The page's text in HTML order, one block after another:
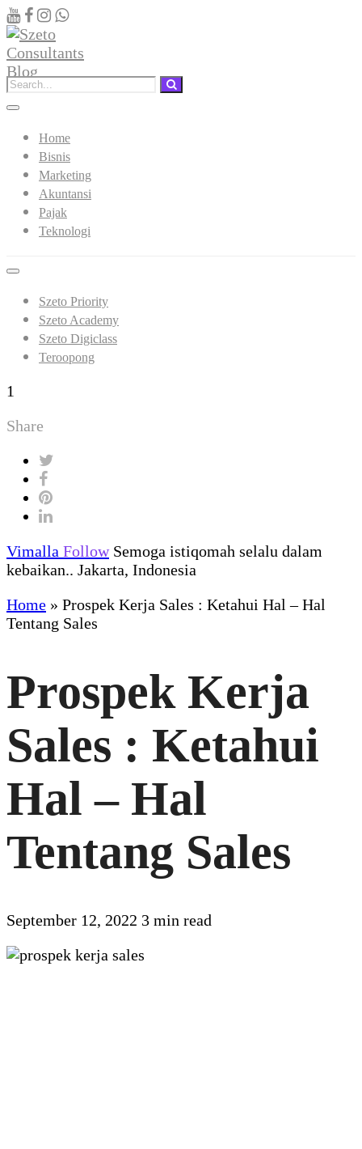
Home
Bisnis
Marketing
Akuntansi
Pajak
Teknologi
Szeto Priority
Szeto Academy
Szeto Digiclass
Teroopong
1
Share
Vimalla Follow Semoga istiqomah selalu dalam
kebaikan.. Jakarta, Indonesia
Home » Prospek Kerja Sales : Ketahui Hal – Hal
Tentang Sales
Prospek Kerja
Sales : Ketahui
Hal – Hal
Tentang Sales
September 12, 2022 3 min read